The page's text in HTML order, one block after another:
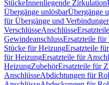
StückeInnenliegende Zirkulation
Übergänge unlösbarÜbergänge
für Übergänge und
VerschlüsseAnschlüsse
GewindeanschlussErsatzteile für
Stücke für HeizungErsatzteile
für HeizungErsatzteile für
HeizungZubehörErsatzteile für
AnschlüsseAbdichtungen für